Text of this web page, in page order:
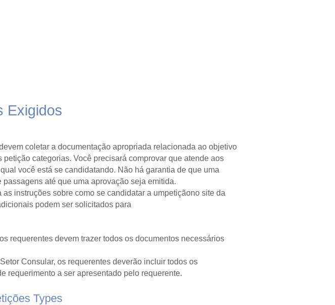
Exigidos
coletar a documentação apropriada relacionada ao objetivo
petição categorias. Você precisará comprovar que atende aos
você está se candidatando. Não há garantia de que uma
até que uma aprovação seja emitida.
instruções sobre como se candidatar a umpetiçãono site da
podem ser solicitados para
requerentes devem trazer todos os documentos necessários
Consular, os requerentes deverão incluir todos os
requerimento a ser apresentado pelo requerente.
Types